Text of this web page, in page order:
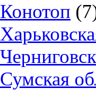
Конотоп
Сумская